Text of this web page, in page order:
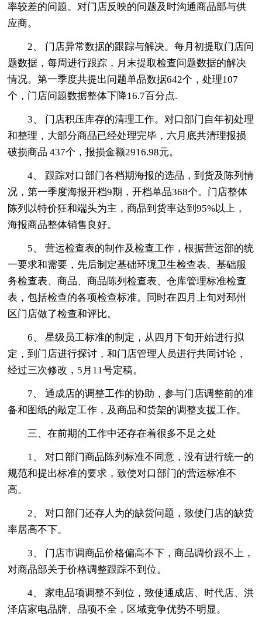
率较差的问题。对门店反映的问题及时沟通商品部与供
应商。
2、 门店异常数据的跟踪与解决。每月初提取门店问
题数据，每周进行跟踪，月末提取检查问题数据的解决
情况。第一季度共提出问题单品数据642个，处理107
个，门店问题数据整体下降16.7百分点.
3、 门店积压库存的清理工作。对口部门自年初处理
和整理，大部分商品已经处理完毕，六月底共清理报损
破损商品 437个，报损金额2916.98元。
4、 跟踪对口部门各档期海报的选品，到货及陈列情
况，第一季度海报开档9期，开档单品368个。门店整体
陈列以特价狂和端头为主，商品到货率达到95%以上，
海报商品整体销售良好。
5、 营运检查表的制作及检查工作，根据营运部的统
一要求和需要，先后制定基础环境卫生检查表、基础服
务检查表、商品、商品陈列检查表、仓库管理标准检查
表，包括检查的各项检查标准。同时在四月上旬对邳州
区门店做了检查和评比。
6、 星级员工标准的制定，从四月下旬开始进行拟
定，到门店进行探讨，和门店管理人员进行共同讨论，
经过三次修改，5月11号定稿。
7、 通成店的调整工作的协助，参与门店调整前的准
备和图纸的敲定工作，及商品和货架的调整支援工作。
三、在前期的工作中还存在着很多不足之处
1、 对口部门商品陈列标准不同意，没有进行统一的
规范和提出标准的要求，致使对口部门的营运标准不
高。
2、 对口部门还存人为的缺货问题，致使门店的缺货
率居高不下。
3、 门店市调商品价格偏高不下，商品调价跟不上，
对商品部关于价格调整跟踪不到位。
4、 家电品项调整不到位，致使通成店、时代店、洪
泽店家电品牌、品项不全，区域竞争优势不明显。